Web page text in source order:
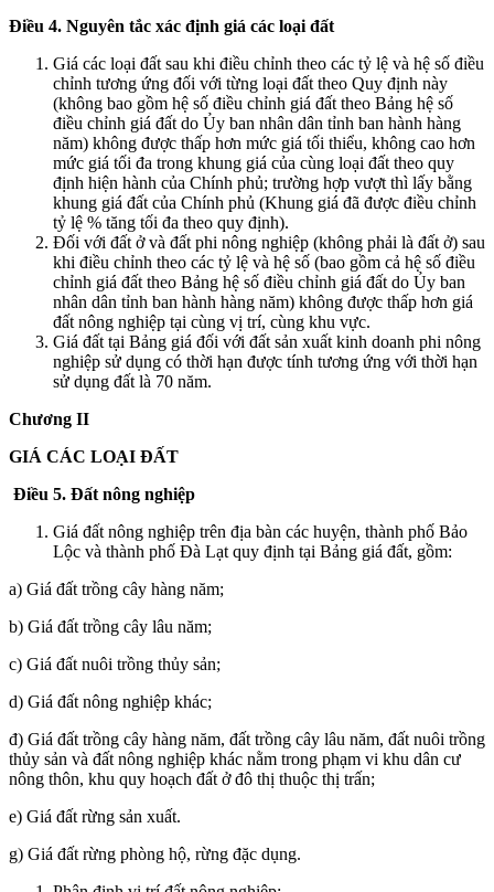
Điều 4. Nguyên tắc xác định giá các loại đất
Giá các loại đất sau khi điều chỉnh theo các tỷ lệ và hệ số điều
chỉnh tương ứng đối với từng loại đất theo Quy định này
(không bao gồm hệ số điều chỉnh giá đất theo Bảng hệ số
điều chỉnh giá đất do Ủy ban nhân dân tỉnh ban hành hàng
năm) không được thấp hơn mức giá tối thiểu, không cao hơn
mức giá tối đa trong khung giá của cùng loại đất theo quy
định hiện hành của Chính phủ; trường hợp vượt thì lấy bằng
khung giá đất của Chính phủ (Khung giá đã được điều chỉnh
tỷ lệ % tăng tối đa theo quy định).
Đối với đất ở và đất phi nông nghiệp (không phải là đất ở) sau
khi điều chỉnh theo các tỷ lệ và hệ số (bao gồm cả hệ số điều
chỉnh giá đất theo Bảng hệ số điều chỉnh giá đất do Ủy ban
nhân dân tỉnh ban hành hàng năm) không được thấp hơn giá
đất nông nghiệp tại cùng vị trí, cùng khu vực.
Giá đất tại Bảng giá đối với đất sản xuất kinh doanh phi nông
nghiệp sử dụng có thời hạn được tính tương ứng với thời hạn
sử dụng đất là 70 năm.
Chương II
GIÁ CÁC LOẠI ĐẤT
Điều 5. Đất nông nghiệp
Giá đất nông nghiệp trên địa bàn các huyện, thành phố Bảo
Lộc và thành phố Đà Lạt quy định tại Bảng giá đất, gồm:
a) Giá đất trồng cây hàng năm;
b) Giá đất trồng cây lâu năm;
c) Giá đất nuôi trồng thủy sản;
d) Giá đất nông nghiệp khác;
đ) Giá đất trồng cây hàng năm, đất trồng cây lâu năm, đất nuôi trồng
thủy sản và đất nông nghiệp khác nằm trong phạm vi khu dân cư
nông thôn, khu quy hoạch đất ở đô thị thuộc thị trấn;
e) Giá đất rừng sản xuất.
g) Giá đất rừng phòng hộ, rừng đặc dụng.